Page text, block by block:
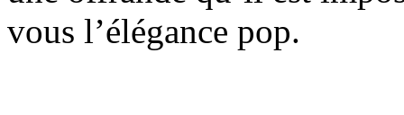
vous l’élégance pop.